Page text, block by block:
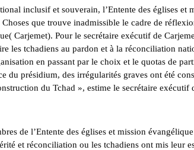
inclusif et souverain, l’Entente des églises et
que trouve inadmissible le cadre de
Carjemet). Pour le secrétaire exécutif de
les tchadiens au pardon et à la réconciliation
en passant par le choix et le quotas de
du présidium, des irrégularités graves ont été
du Tchad », estime le secrétaire exécutif
de l’Entente des églises et mission
et réconciliation ou les tchadiens ont mis leur